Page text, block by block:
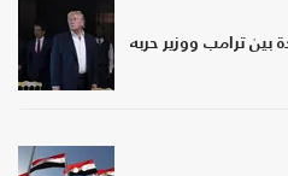
بين ترامب ووزير حربه